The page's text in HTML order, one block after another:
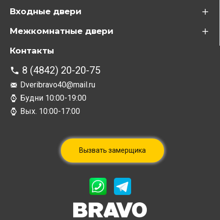
Входные двери
Межкомнатные двери
Контакты
8 (4842) 20-20-75
Dveribravo40@mail.ru
Будни 10:00-19:00
Вых. 10:00-17:00
Вызвать замерщика